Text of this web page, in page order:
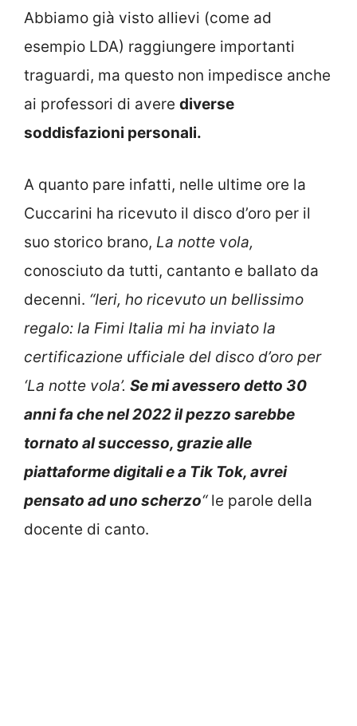
Abbiamo già visto allievi (come ad
esempio LDA) raggiungere importanti
traguardi, ma questo non impedisce anche
ai professori di avere diverse
soddisfazioni personali.
A quanto pare infatti, nelle ultime ore la
Cuccarini ha ricevuto il disco d’oro per il
suo storico brano, La notte vola,
conosciuto da tutti, cantanto e ballato da
decenni. “Ieri, ho ricevuto un bellissimo
regalo: la Fimi Italia mi ha inviato la
certificazione ufficiale del disco d’oro per
‘La notte vola’. Se mi avessero detto 30
anni fa che nel 2022 il pezzo sarebbe
tornato al successo, grazie alle
piattaforme digitali e a Tik Tok, avrei
pensato ad uno scherzo“ le parole della
docente di canto.